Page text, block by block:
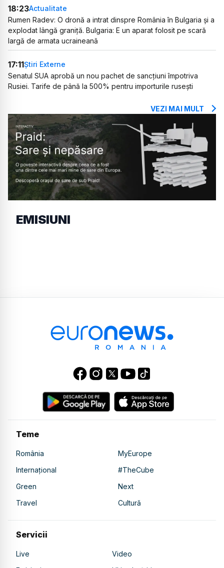
18:23Actualitate
Rumen Radev: O dronă a intrat dinspre România în Bulgaria și a
explodat lângă graniță. Bulgaria: E un aparat folosit pe scară
largă de armata ucraineană
17:11Știri Externe
Senatul SUA aprobă un nou pachet de sancțiuni împotriva
Rusiei. Tarife de până la 500% pentru importurile rusești
VEZI MAI MULT
EMISIUNI
Teme
România
MyEurope
Internațional
#TheCube
Green
Next
Travel
Cultură
Servicii
Live
Video